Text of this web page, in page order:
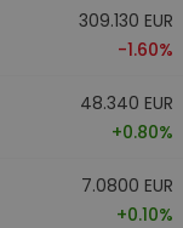
309.130 EUR
-1.60%
48.340 EUR
+0.80%
7.0800 EUR
+0.10%